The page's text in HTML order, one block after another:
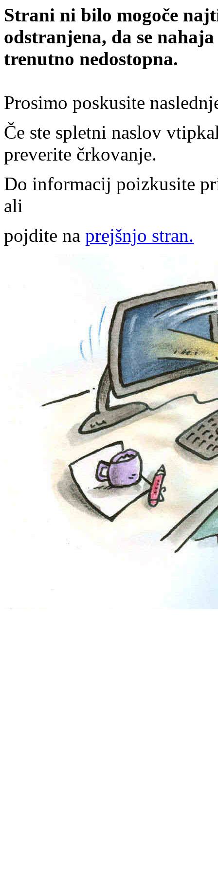
Strani ni bilo mogoče
odstranjena, da se
trenutno nedostopna.
Prosimo poskusite
Če ste spletni naslov
preverite črkovanje.
Do informacij poizkusite
ali
pojdite na prejšnjo stran.